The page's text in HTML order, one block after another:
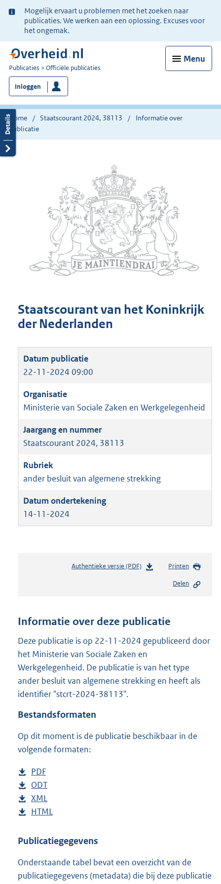
Ter
informatie:
Mogelijk ervaart u problemen met het zoeken naar
publicaties. We werken aan een oplossing. Excuses voor
het ongemak.
Menu
U
bent
nu
hier:
Publicaties Officiële publicaties
Inloggen
Home Staatscourant 2024, 38113
Informatie over
publicatie
Staatscourant van het Koninkrijk
der Nederlanden
22-11-2024 09:00
Ministerie van Sociale Zaken en Werkgelegenheid
Staatscourant 2024, 38113
ander besluit van algemene strekking
14-11-2024
Authentieke versie (PDF)b
n
s
r
o
o
Printen
Delen
Informatie over deze publicatie
Deze publicatie is op 22-11-2024 gepubliceerd door
het Ministerie van Sociale Zaken en
Werkgelegenheid. De publicatie is van het type
ander besluit van algemene strekking en heeft als
identifier "stcrt-2024-38113".
Bestandsformaten
Op dit moment is de publicatie beschikbaar in de
volgende formaten:
D
o
w
n
o
d
p
PDF
e
s
t
n
s
g
D
o
w
l
a
d
ODT
s
a
d
s
D
o
n
o
a
XML
e
t
n
d
D
w
l
o
HTML
s
a
n
Publicatiegegevens
Onderstaande tabel bevat een overzicht van de
publicatiegegevens (metadata) die bij deze publicatie